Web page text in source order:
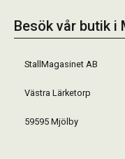
Besök vår butik i
StallMagasinet AB
Västra Lärketorp
59595 Mjölby